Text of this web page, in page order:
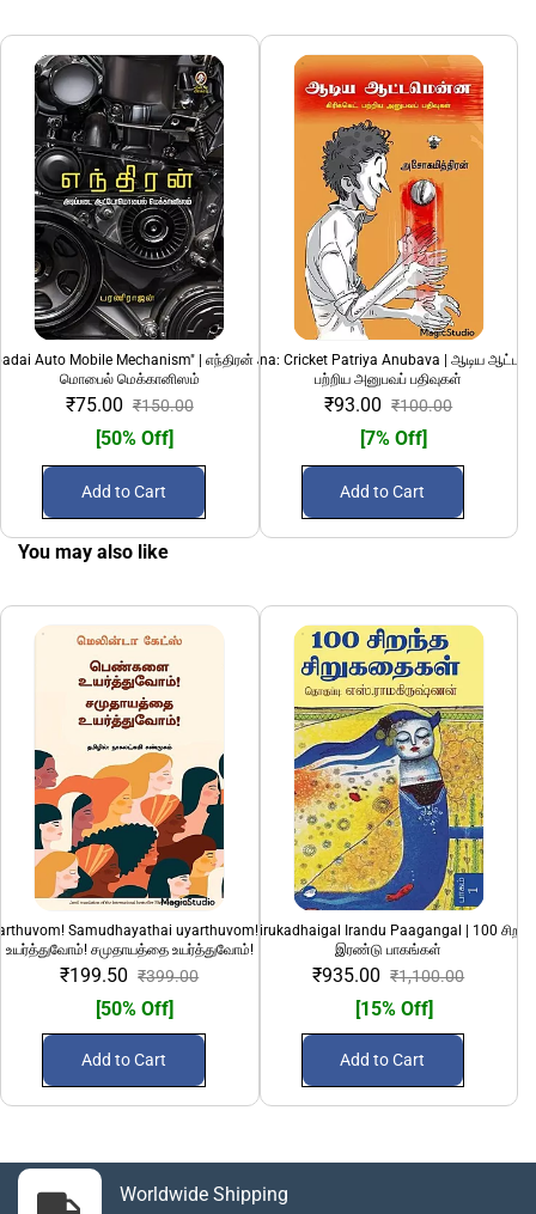
Auto Mobile Mechanism" | எந்திரன் அடிப்படை ஆட்டோ
மொபைல் மெக்கானிஸம்
₹75.00 ₹150.00
[50% Off]
Add to Cart
Aadiya Aattamenna: Cricket Patriya Anubava | ஆடிய
பற்றிய அனுபவப் பதிவுகள்
₹93.00 ₹100.00
[7% Off]
Add to Cart
You may also like
Samudhayathai uyarthuvom!" | பெண்களை
உயர்த்துவோம்! சமுதாயத்தை உயர்த்துவோம்!
₹199.50 ₹399.00
[50% Off]
Add to Cart
100 Sirandha Sirukadhaigal Irandu Paagangal | 100
இரண்டு பாகங்கள்
₹935.00 ₹1,100.00
[15% Off]
Add to Cart
108 Divya
Worldwide Shipping